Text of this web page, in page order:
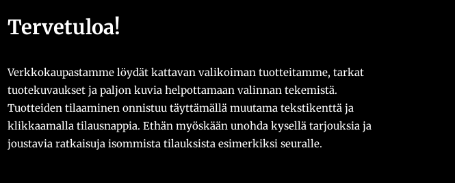
Tervetuloa!
Verkkokaupastamme löydät kattavan valikoiman tuotteitamme, tarkat
tuotekuvaukset ja paljon kuvia helpottamaan valinnan tekemistä.
Tuotteiden tilaaminen onnistuu täyttämällä muutama tekstikenttä ja
klikkaamalla tilausnappia. Ethän myöskään unohda kysellä tarjouksia ja
joustavia ratkaisuja isommista tilauksista esimerkiksi seuralle.